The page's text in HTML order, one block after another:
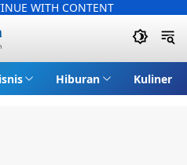
WITH CONTENT
Hiburan Kuliner